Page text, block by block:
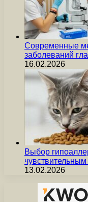
Современные
заболеваний
16.02.2026
Выбор
13.02.2026